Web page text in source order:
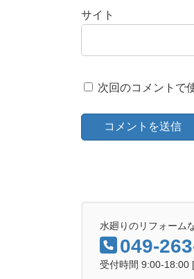
サイト
次回のコメントで
水廻りのリフォーム
049-
受付時間 9:00-18:00